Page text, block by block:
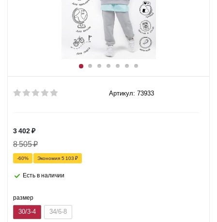
Артикул: 73933
3 402₽
8 505₽
-60% Экономия 5 103 ₽
Есть в наличии
размер
30/3-4 34/6-8